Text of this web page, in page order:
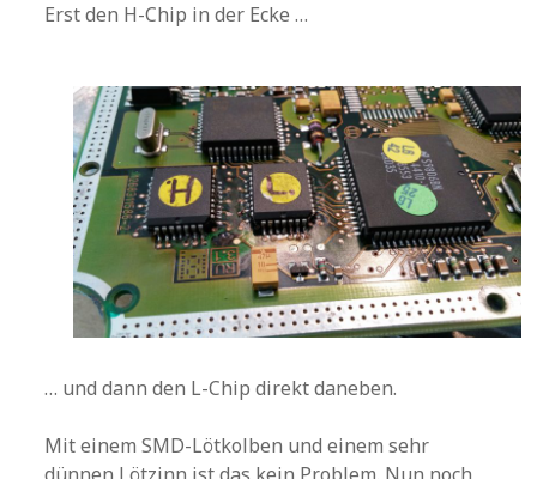
Erst den H-Chip in der Ecke …
… und dann den L-Chip direkt daneben.
Mit einem SMD-Lötkolben und einem sehr